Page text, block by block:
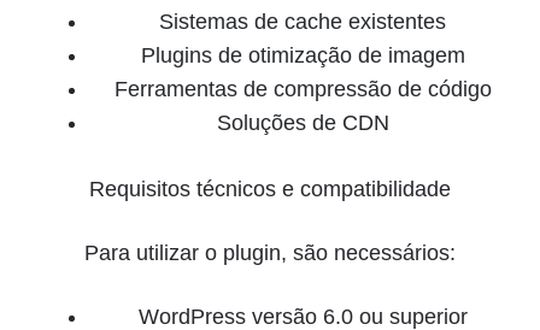
Sistemas de cache existentes
Plugins de otimização de imagem
Ferramentas de compressão de código
Soluções de CDN
Requisitos técnicos e compatibilidade
Para utilizar o plugin, são necessários:
WordPress versão 6.0 ou superior